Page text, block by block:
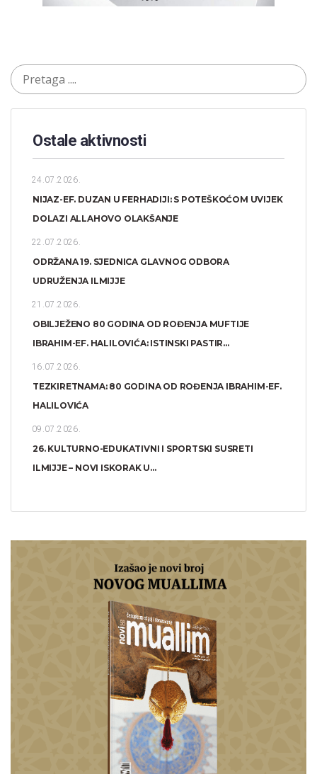
Ostale aktivnosti
24.07.2026.
NIJAZ-EF. DUZAN U FERHADIJI: S POTEŠKOĆOM UVIJEK
DOLAZI ALLAHOVO OLAKŠANJE
22.07.2026.
ODRŽANA 19. SJEDNICA GLAVNOG ODBORA
UDRUŽENJA ILMIJJE
21.07.2026.
OBILJEŽENO 80 GODINA OD ROĐENJA MUFTIJE
IBRAHIM-EF. HALILOVIĆA: ISTINSKI PASTIR...
16.07.2026.
TEZKIRETNAMA: 80 GODINA OD ROĐENJA IBRAHIM-EF.
HALILOVIĆA
09.07.2026.
26. KULTURNO-EDUKATIVNI I SPORTSKI SUSRETI
ILMIJJE – NOVI ISKORAK U...